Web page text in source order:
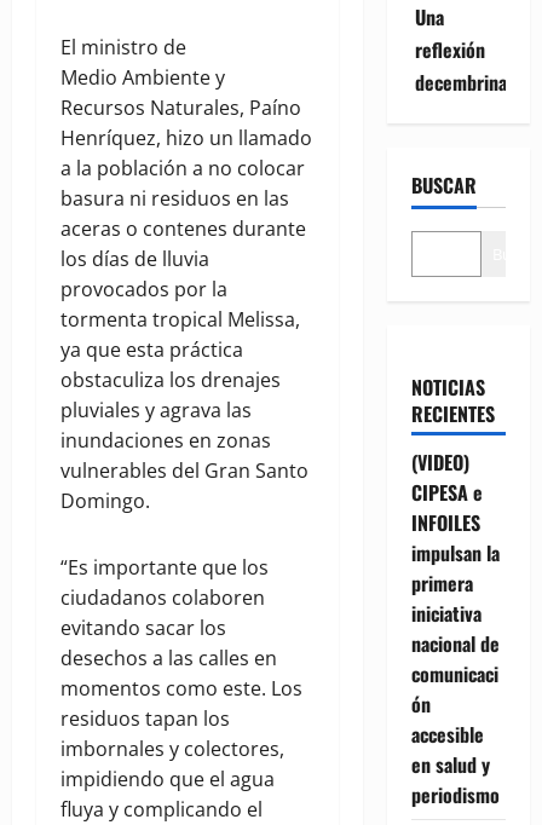
El ministro de
Medio Ambiente y
Recursos Naturales, Paíno
Henríquez, hizo un llamado
a la población a no colocar
basura ni residuos en las
aceras o contenes durante
los días de lluvia
provocados por la
tormenta tropical Melissa,
ya que esta práctica
obstaculiza los drenajes
pluviales y agrava las
inundaciones en zonas
vulnerables del Gran Santo
Domingo.
“Es importante que los
ciudadanos colaboren
evitando sacar los
desechos a las calles en
momentos como este. Los
residuos tapan los
imbornales y colectores,
impidiendo que el agua
fluya y complicando el
Una
reflexión
decembrina
BUSCAR
NOTICIAS
RECIENTES
(VIDEO)
CIPESA e
INFOILES
impulsan la
primera
iniciativa
nacional de
comunicaci
ón
accesible
en salud y
periodismo